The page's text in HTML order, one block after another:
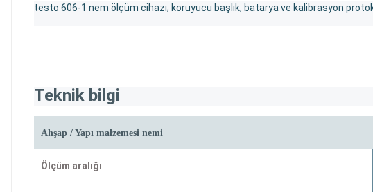
testo 606-1 nem ölçüm cihazı; koruyucu başlık, batarya ve kalibrasyon
Teknik bilgi
Ahşap / Yapı malzemesi nemi
Ölçüm aralığı